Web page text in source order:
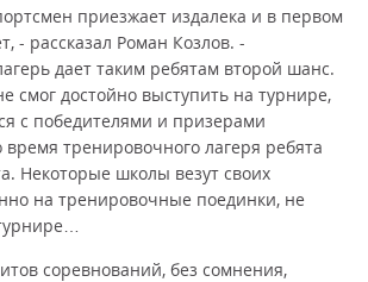
приезжает издалека и в первом
- рассказал Роман Козлов. -
дает таким ребятам второй шанс.
смог достойно выступить на турнире,
с победителями и призерами
тренировочного лагеря ребята
Некоторые школы везут своих
на тренировочные поединки, не
соревнований, без сомнения,